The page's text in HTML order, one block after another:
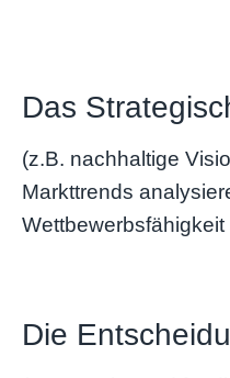
Das
(z.B. nachhaltige
Markttrends
Die